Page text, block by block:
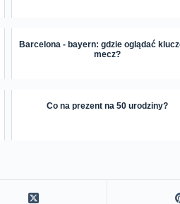
Barcelona - bayern: gdzie oglądać
mecz?
Co na prezent na 50 urodziny?